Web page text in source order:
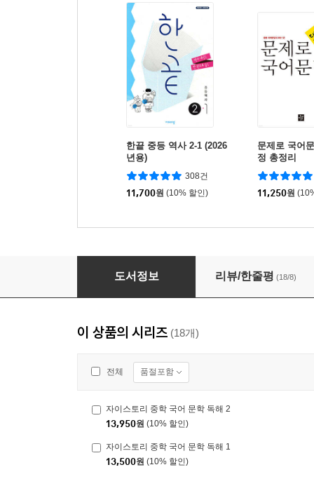
한끝 중등 역사 2-1 (2026
년용)
308건
11,700원 (10% 할인)
문제로 국어
정 총정리
11,250원
자이스토리 중학 국어 문법 기본
도서정보 리뷰/한줄평 (18/8)
이 상품의 시리즈 (18개)
전체 품절포함
자이스토리 중학 국어 문학 독해 2
13,950원 (10% 할인)
자이스토리 중학 국어 문학 독해 1
13,500원 (10% 할인)